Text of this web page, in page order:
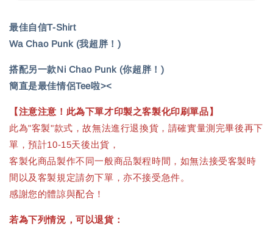
最佳自信T-Shirt
Wa Chao Punk (我超胖！)
搭配另一款Ni Chao Punk (你超胖！)
簡直是最佳情侶Tee啦><
【注意注意！此為下單才印製之客製化印刷單品】
此為"客製"款式，故無法進行退換貨，請確實量測完畢後再下
單，預計10-15天後出貨，
客製化商品製作不同一般商品製程時間，如無法接受客製時
間以及客製規定請勿下單，亦不接受急件。
感謝您的體諒與配合！
若為下列情況，可以退貨：